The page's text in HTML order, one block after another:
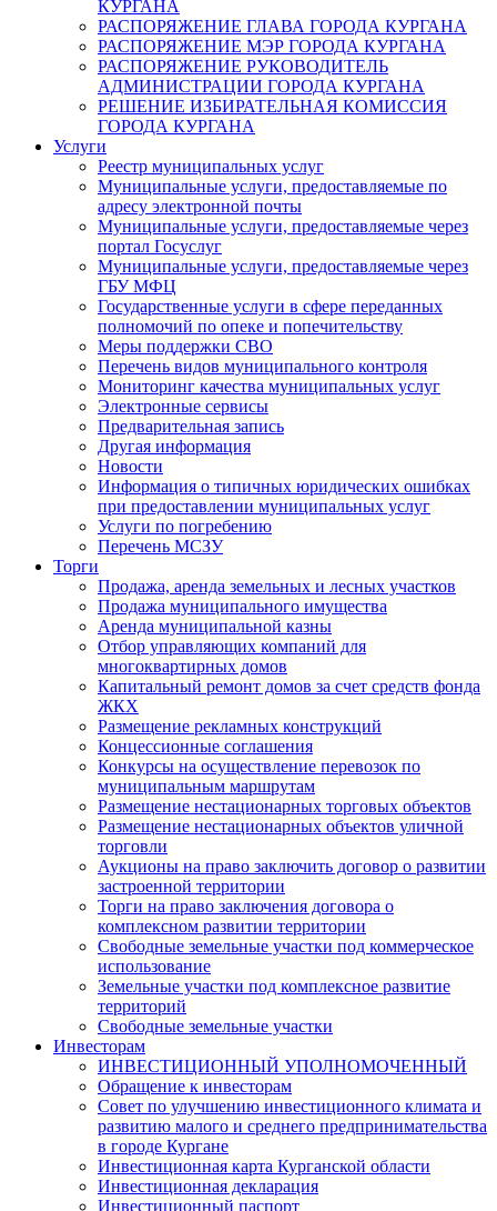
КУРГАНА
РАСПОРЯЖЕНИЕ ГЛАВА ГОРОДА КУРГАНА
РАСПОРЯЖЕНИЕ МЭР ГОРОДА КУРГАНА
РАСПОРЯЖЕНИЕ РУКОВОДИТЕЛЬ
АДМИНИСТРАЦИИ ГОРОДА КУРГАНА
РЕШЕНИЕ ИЗБИРАТЕЛЬНАЯ КОМИССИЯ
ГОРОДА КУРГАНА
Услуги
Реестр муниципальных услуг
Муниципальные услуги, предоставляемые по
адресу электронной почты
Муниципальные услуги, предоставляемые через
портал Госуслуг
Муниципальные услуги, предоставляемые через
ГБУ МФЦ
Государственные услуги в сфере переданных
полномочий по опеке и попечительству
Меры поддержки СВО
Перечень видов муниципального контроля
Мониторинг качества муниципальных услуг
Электронные сервисы
Предварительная запись
Другая информация
Новости
Информация о типичных юридических ошибках
при предоставлении муниципальных услуг
Услуги по погребению
Перечень МСЗУ
Торги
Продажа, аренда земельных и лесных участков
Продажа муниципального имущества
Аренда муниципальной казны
Отбор управляющих компаний для
многоквартирных домов
Капитальный ремонт домов за счет средств фонда
ЖКХ
Размещение рекламных конструкций
Концессионные соглашения
Конкурсы на осуществление перевозок по
муниципальным маршрутам
Размещение нестационарных торговых объектов
Размещение нестационарных объектов уличной
торговли
Аукционы на право заключить договор о развитии
застроенной территории
Торги на право заключения договора о
комплексном развитии территории
Свободные земельные участки под коммерческое
использование
Земельные участки под комплексное развитие
территорий
Свободные земельные участки
Инвесторам
ИНВЕСТИЦИОННЫЙ УПОЛНОМОЧЕННЫЙ
Обращение к инвесторам
Совет по улучшению инвестиционного климата и
развитию малого и среднего предпринимательства
в городе Кургане
Инвестиционная карта Курганской области
Инвестиционная декларация
Инвестиционный паспорт